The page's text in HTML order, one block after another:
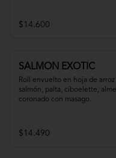
$14.600
SALMON EXOTIC
Roll envuelto en hoja de
salmón, palta, ciboelette,
coronado con masago.
$14.490